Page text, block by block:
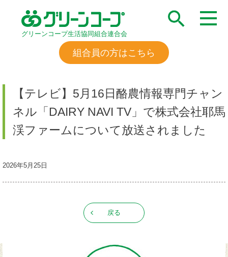
グリーンコープ生活協同組合連合会
組合員の方はこちら
【テレビ】5月16日酪農情報専門チャン
ネル「DAIRY NAVI TV」で株式会社耶馬
渓ファームについて放送されました
2026年5月25日
戻る